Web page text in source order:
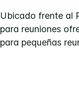
Ubicado frente al
para reuniones
para pequeñas